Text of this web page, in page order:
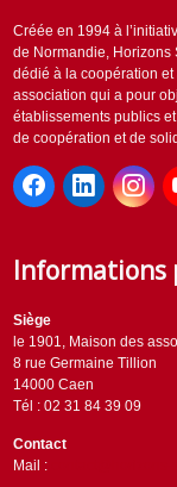
Créée en 1994 à
de Normandie, Horizons
dédié à la coopération
association qui a pour
établissements publics
de coopération et de
Informations
Siège
le 1901, Maison des
8 rue Germaine Tillion
14000 Caen
Tél : 02 31 84 39 09
Contact
Mail :